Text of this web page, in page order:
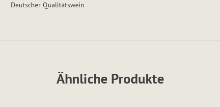
Deutscher Qualitätswein
Ähnliche Produkte